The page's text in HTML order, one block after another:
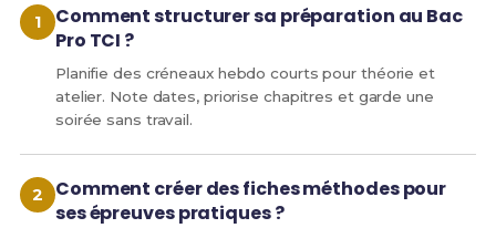
Comment structurer sa préparation au Bac
Pro TCI ?
Planifie des créneaux hebdo courts pour théorie et
atelier. Note dates, priorise chapitres et garde une
soirée sans travail.
Comment créer des fiches méthodes pour
ses épreuves pratiques ?